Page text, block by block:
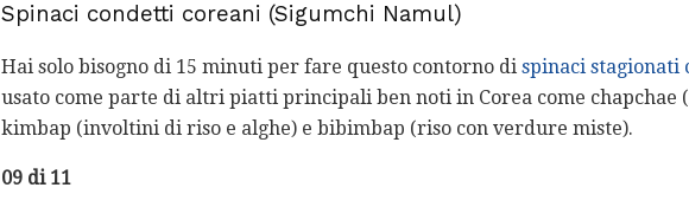
Spinaci condetti coreani (Sigumchi Namul)
Hai solo bisogno di 15 minuti per fare questo contorno di spinaci stagionati
usato come parte di altri piatti principali ben noti in Corea come chapchae
kimbap (involtini di riso e alghe) e bibimbap (riso con verdure miste).
09 di 11